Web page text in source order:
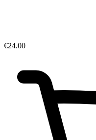
€24.00